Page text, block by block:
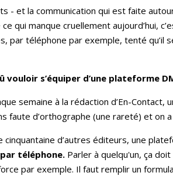
- et la communication qui est faite
qui manque cruellement aujourd’hui,
par téléphone par exemple, tenté
vouloir s’équiper d’une plateforme
semaine à la rédaction d’En-
faute d’orthographe (une rareté) et on
cinquantaine d’autres éditeurs, une
téléphone. Parler à quelqu'un, ça
par exemple. Il faut remplir un